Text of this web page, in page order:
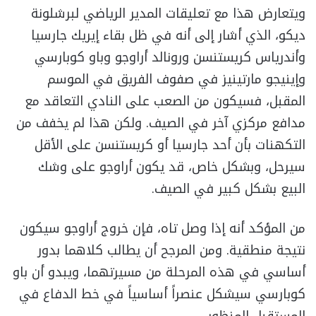
ويتعارض هذا مع تعليقات المدير الرياضي لبرشلونة
ديكو، الذي أشار إلى أنه في ظل بقاء إيريك جارسيا
وأندرياس كريستنسن ورونالد أراوجو وباو كوبارسي
وإينيجو مارتينيز في صفوف الفريق في الموسم
المقبل، فسيكون من الصعب على النادي التعاقد مع
مدافع مركزي آخر في الصيف. ولكن هذا لم يخفف من
التكهنات بأن أحد جارسيا أو كريستنسن على الأقل
سيرحل، وبشكل خاص، قد يكون أراوجو على وشك
البيع بشكل كبير في الصيف.
من المؤكد أنه إذا وصل تاه، فإن خروج أراوجو سيكون
نتيجة منطقية. ومن المرجح أن يطالب كلاهما بدور
أساسي في هذه المرحلة من مسيرتهما، ويبدو أن باو
كوبارسي سيشكل عنصراً أساسياً في خط الدفاع في